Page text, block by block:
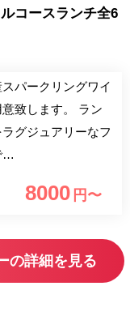
コースランチ全6
パークリングワイ
致します。 ラン
グジュアリーなフ
…
8000 円〜
の詳細を見る